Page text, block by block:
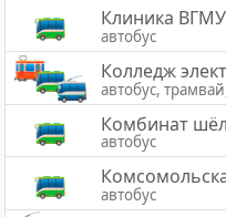
Клиника ВГМУ
автобус
Колледж
автобус,
Комбинат
автобус
автобус